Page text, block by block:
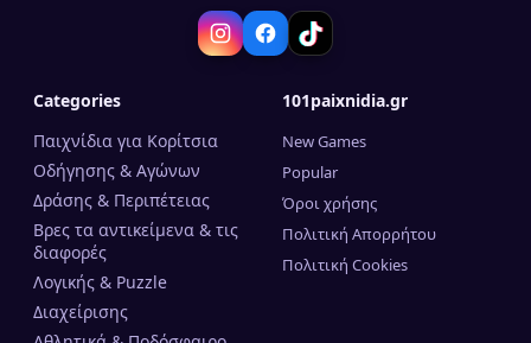
Categories
Παιχνίδια για Κορίτσια
Οδήγησης & Αγώνων
Δράσης & Περιπέτειας
Βρες τα αντικείμενα & τις
διαφορές
Λογικής & Puzzle
Διαχείρισης
101paixnidia.gr
New Games
Popular
Όροι χρήσης
Πολιτική Απορρήτου
Πολιτική Cookies